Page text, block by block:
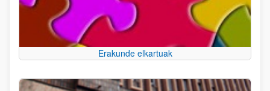
Erakunde elkartuak